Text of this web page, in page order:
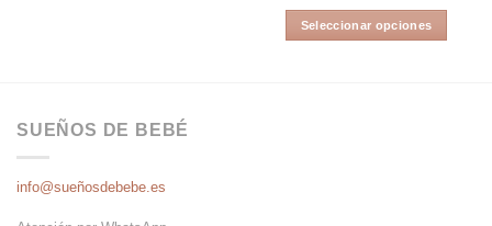
Seleccionar opciones
SUEÑOS DE BEBÉ
info@sueñosdebebe.es